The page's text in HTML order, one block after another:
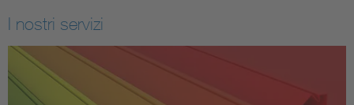
I nostri servizi